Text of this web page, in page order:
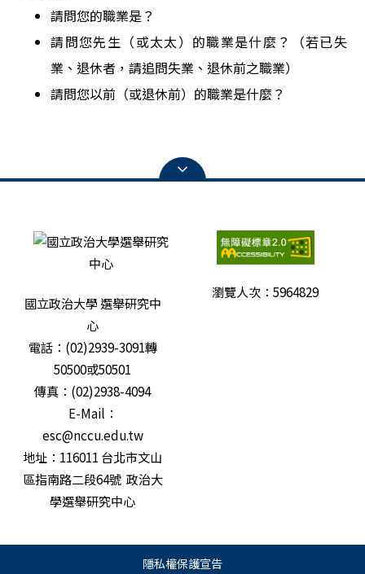
請問您的職業是？
請問您先生（或太太）的職業是什麼？（若已失
業、退休者，請追問失業、退休前之職業）
請問您以前（或退休前）的職業是什麼？
國立政治大學 選舉研究中
心
電話：(02)2939-3091轉
50500或50501
傳真：(02)2938-4094
E-Mail：
esc@nccu.edu.tw
地址：116011 台北市文山
區指南路二段64號 政治大
學選舉研究中心
瀏覽人次：5964829
隱私權保護宣告